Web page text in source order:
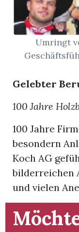
Umringt
Gelebter
100 Jahre
100 Jahre
besondern
Koch AG
bilderreichen
und vielen